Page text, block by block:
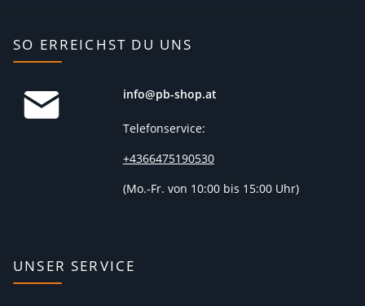
SO ERREICHST DU UNS
info@pb-shop.at
Telefonservice:
+4366475190530
(Mo.-Fr. von 10:00 bis 15:00 Uhr)
UNSER SERVICE